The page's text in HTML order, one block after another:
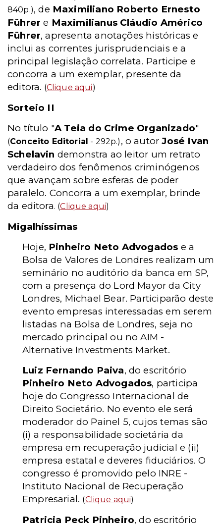
840p.), de Maximiliano Roberto Ernesto
Führere Maximilianus Cláudio Américo
Führer, apresenta anotações históricas e
inclui as correntes jurisprudenciais e a
principal legislação correlata. Participe e
concorra a um exemplar, presente da
editora. (Clique aqui)
Sorteio II
No título "A Teia do Crime Organizado"
(Conceito Editorial - 292p.) , o autorJosé Ivan
Schelavin demonstra ao leitor um retrato
verdadeiro dos fenômenos criminógenos
que avançam sobre esferas de poder
paralelo. Concorra a um exemplar, brinde
da editora. (Clique aqui)
Migalhíssimas
Hoje, Pinheiro Neto Advogados e a
Bolsa de Valores de Londres realizam um
seminário no auditório da banca em SP,
com a presença do Lord Mayor da City
Londres, Michael Bear. Participarão deste
evento empresas interessadas em serem
listadas na Bolsa de Londres, seja no
mercado principal ou no AIM -
Alternative Investments Market.
Luiz Fernando Paiva, do escritório
Pinheiro Neto Advogados, participa
hoje do Congresso Internacional de
Direito Societário. No evento ele será
moderador do Painel 5, cujos temas são
(i) a responsabilidade societária da
empresa em recuperação judicial e (ii)
empresa estatal e deveres fiduciários. O
congresso é promovido pelo INRE -
Instituto Nacional de Recuperação
Empresarial. (Clique aqui)
Patricia Peck Pinheiro, do escritório